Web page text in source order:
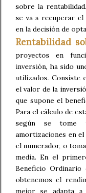
sobre la
se va a recuperar
en la decisión de
Rentabilidad
proyectos en
inversión, ha sido
utilizados. Consiste
el valor de la
que supone el
Para el cálculo de
según se tome
amortizaciones en
el numerador, o
media. En el
Beneficio
obtenemos el
mejor se adapta